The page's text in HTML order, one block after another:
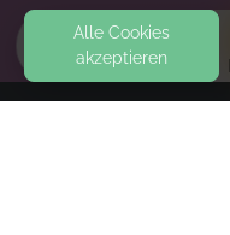
Alle Cookies
akzeptieren